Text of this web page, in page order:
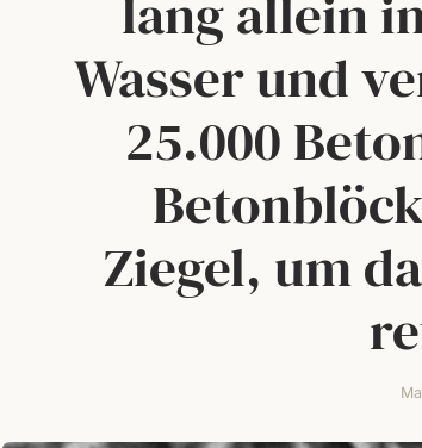
lang allein
Wasser und
25.000
Ziegel, um